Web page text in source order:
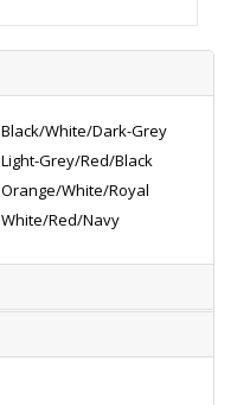
Black/white/dark-Grey
Light-Grey/red/black
Orange/white/royal
White/red/navy